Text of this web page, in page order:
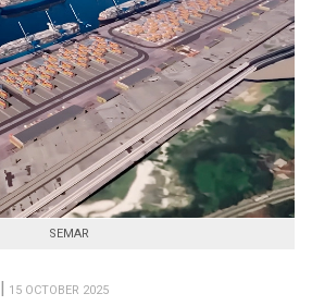
SEMAR
15 OCTOBER 2025